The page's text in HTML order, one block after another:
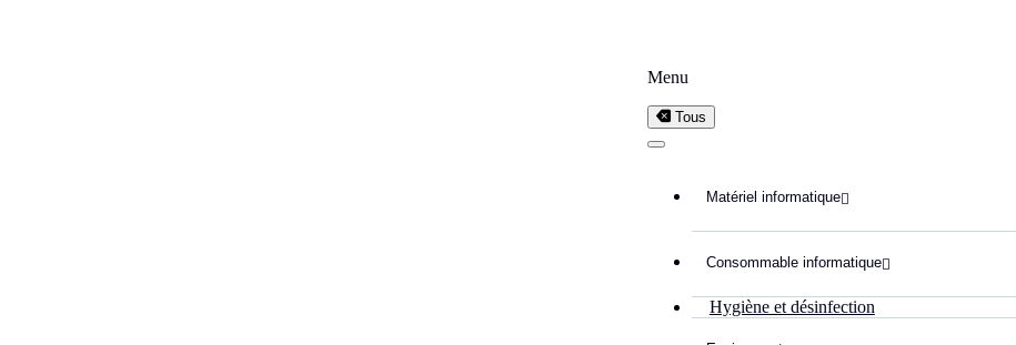
Menu
Tous
Matériel informatique
Consommable informatique
Hygiène et désinfection